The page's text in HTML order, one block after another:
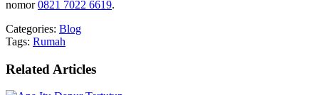
nomor0821 7022 6619.
Categories: Blog
Tags: Rumah
Related Articles